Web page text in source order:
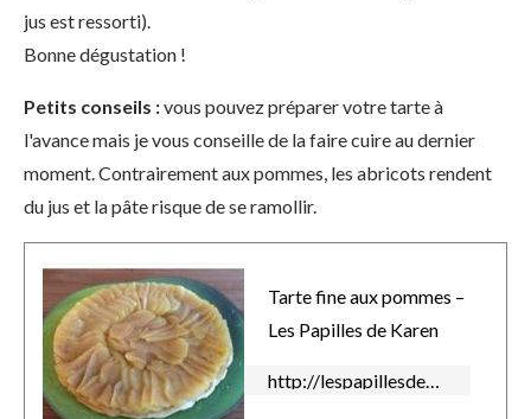
jus est ressorti).
Bonne dégustation !
Petits conseils :vous pouvez préparer votre tarte à
l'avance mais je vous conseille de la faire cuire au dernier
moment. Contrairement aux pommes, les abricots rendent
du jus et la pâte risque de se ramollir.
Tarte fine aux pommes –
Les Papilles de Karen
http://lespapillesdekaren.over-blog.com/2014/04/tarte-fine-aux-pommes.html